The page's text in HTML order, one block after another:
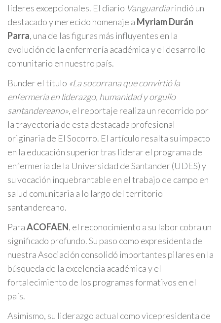
líderes excepcionales. El diario Vanguardiarindió un
destacado y merecido homenaje a Myriam Durán
Parra, una de las figuras más influyentes en la
evolución de la enfermería académica y el desarrollo
comunitario en nuestro país.
Bunder el título «La socorrana que convirtió la
enfermería en liderazgo, humanidad y orgullo
santandereano», el reportaje realiza un recorrido por
la trayectoria de esta destacada profesional
originaria de El Socorro. El artículo resalta su impacto
en la educación superior tras liderar el programa de
enfermería de la Universidad de Santander (UDES) y
su vocación inquebrantable en el trabajo de campo en
salud comunitaria a lo largo del territorio
santandereano.
ParaACOFAEN, el reconocimiento a su labor cobra un
significado profundo. Su paso como expresidenta de
nuestra Asociación consolidó importantes pilares en la
búsqueda de la excelencia académica y el
fortalecimiento de los programas formativos en el
país.
Asimismo, su liderazgo actual como vicepresidenta de